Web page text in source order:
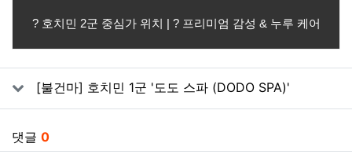
? 호치민 2군 중심가 위치 | ? 프리미엄 감성 & 누루 케어
관련자료
[불건마] 호치민 1군 '도도 스파 (DODO SPA)'
댓글 0